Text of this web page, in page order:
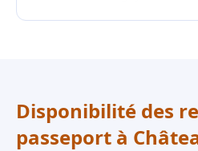
Disponibilité des
passeport à